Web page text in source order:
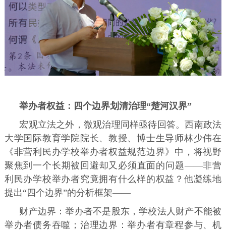
举办者权益：四个边界划清治理“楚河汉界”
宏观立法之外，微观治理同样亟待回答。西南政法
大学国际教育学院院长、教授、博士生导师林少伟在
《非营利民办学校举办者权益规范边界》中，将视野
聚焦到一个长期被回避却又必须直面的问题——非营
利民办学校举办者究竟拥有什么样的权益？他凝练地
提出“四个边界”的分析框架——
财产边界：举办者不是股东，学校法人财产不能被
举办者债务吞噬；治理边界：举办者有章程参与、机